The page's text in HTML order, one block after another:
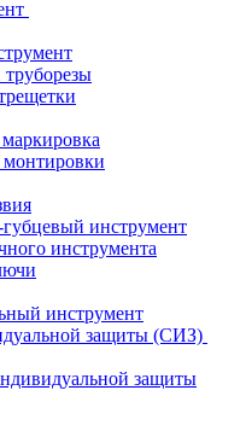
инструмент
инструмента
инструмент
защиты (СИЗ)
защиты